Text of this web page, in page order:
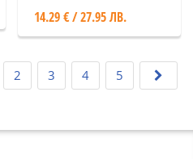
Universe
14.29 € / 27.95 ЛВ.
2 3 4 5